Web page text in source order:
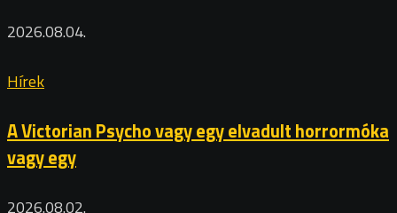
2026.08.04.
Hírek
A Victorian Psycho vagy egy elvadult horrormóka
vagy egy
2026.08.02.